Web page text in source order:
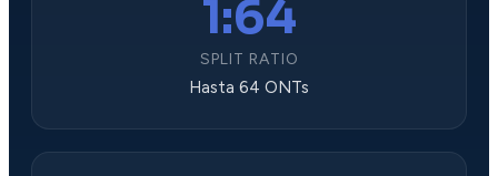
1:64
SPLIT RATIO
Hasta 64 ONTs